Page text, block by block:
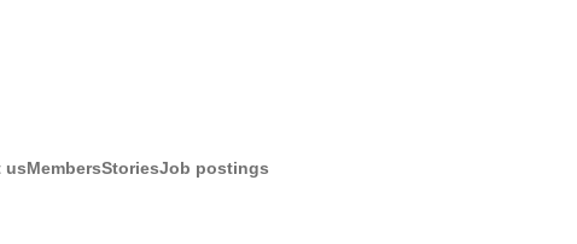
usMembersStoriesJob postings